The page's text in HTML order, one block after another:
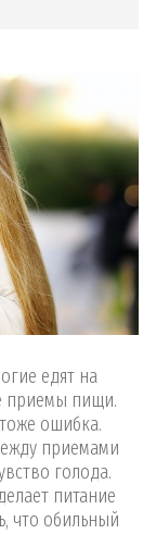
едят на
приемы пищи.
ошибка.
приемами
голода.
питание
что обильный